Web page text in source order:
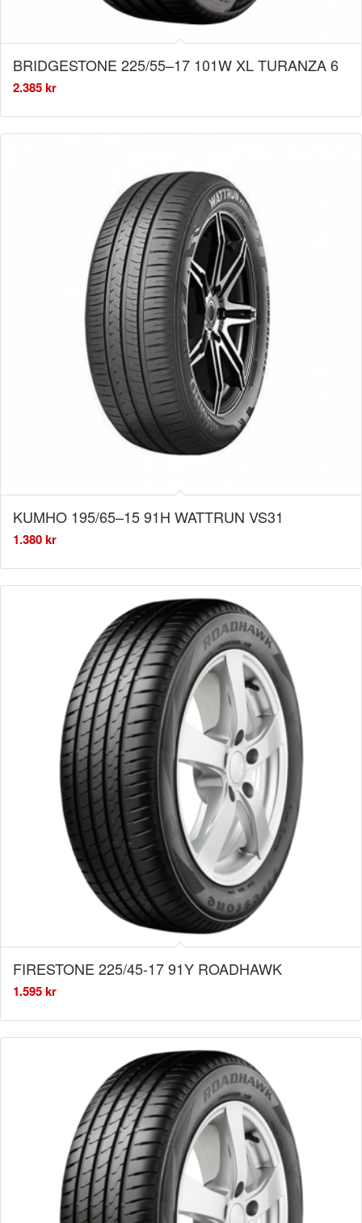
BRIDGESTONE 225/55–17 101W XL TURANZA 6
2.385kr
KUMHO 195/65–15 91H WATTRUN VS31
1.380kr
FIRESTONE 225/45-17 91Y ROADHAWK
1.595kr